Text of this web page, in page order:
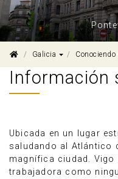
Galicia Dropdown
Conociendo
Información
Ubicada en un lugar
saludando al Atlántico
magnífica ciudad. Vigo
trabajadora como